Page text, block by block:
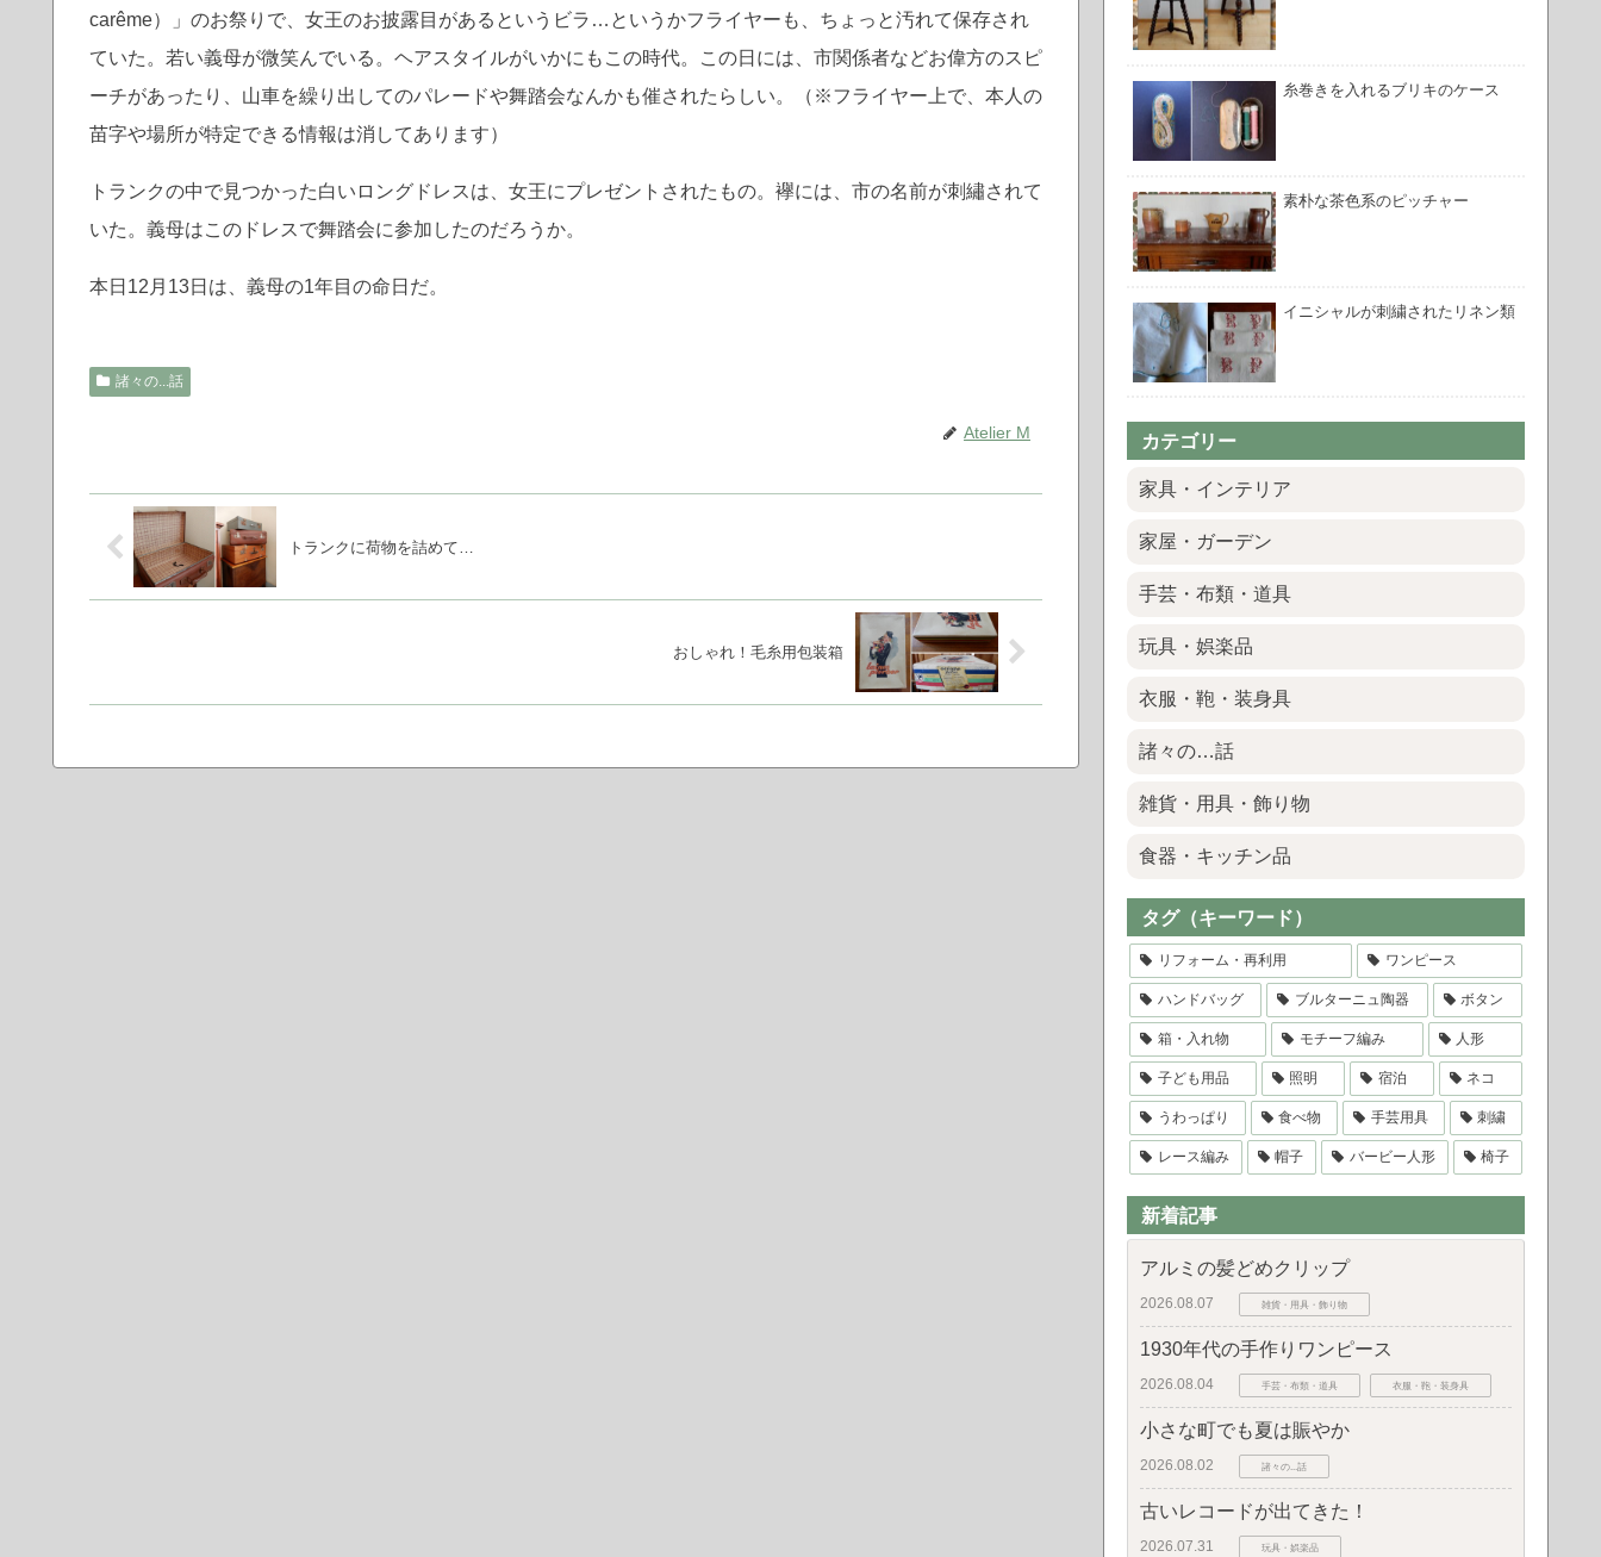
carême）」のお祭りで、女王のお披露目があるというビラ…というかフライヤーも、ちょっと汚れて保存され
ていた。若い義母が微笑んでいる。ヘアスタイルがいかにもこの時代。この日には、市関係者などお偉方のスピ
ーチがあったり、山車を繰り出してのパレードや舞踏会なんかも催されたらしい。（※フライヤー上で、本人の
苗字や場所が特定できる情報は消してあります）
トランクの中で見つかった白いロングドレスは、女王にプレゼントされたもの。襷には、市の名前が刺繡されて
いた。義母はこのドレスで舞踏会に参加したのだろうか。
本日12月13日は、義母の1年目の命日だ。
諸々の...話
Atelier M
トランクに荷物を詰めて…
おしゃれ！毛糸用包装箱
糸巻きを入れるブリキのケース
素朴な茶色系のピッチャー
イニシャルが刺繍されたリネン類
カテゴリー
家具・インテリア
家屋・ガーデン
手芸・布類・道具
玩具・娯楽品
衣服・鞄・装身具
諸々の…話
雑貨・用具・飾り物
食器・キッチン品
タグ（キーワード）
リフォーム・再利用 ワンピース
ハンドバッグ ブルターニュ陶器 ボタン
箱・入れ物 モチーフ編み 人形
子ども用品 照明 宿泊 ネコ
うわっぱり 食べ物 手芸用具 刺繍
レース編み 帽子 バービー人形 椅子
新着記事
アルミの髪どめクリップ
2026.08.07 雑貨・用具・飾り物
1930年代の手作りワンピース
2026.08.04 手芸・布類・道具 衣服・鞄・装身具
小さな町でも夏は賑やか
2026.08.02 諸々の...話
古いレコードが出てきた！
2026.07.31 玩具・娯楽品